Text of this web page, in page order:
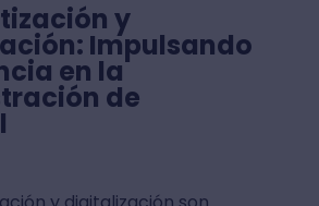
y
Impulsando
en la
de